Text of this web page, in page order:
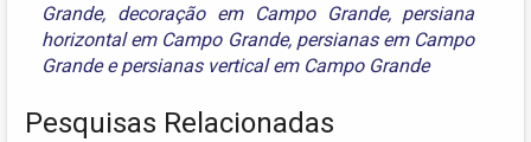
Grande, decoração em Campo Grande, persiana
horizontal em Campo Grande, persianas em Campo
Grandeepersianas vertical em Campo Grande
Pesquisas Relacionadas